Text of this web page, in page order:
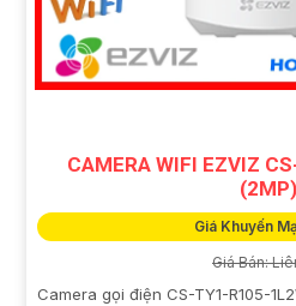
CAMERA WIFI EZVIZ
(2MP)
Giá Khuyến
Giá Bán:
Camera gọi điện CS-TY1-R105-